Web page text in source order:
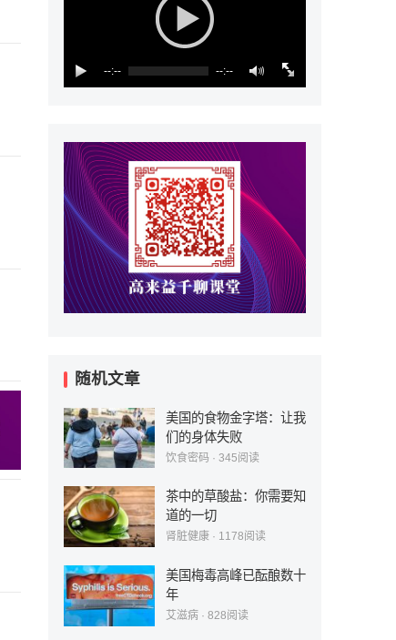
--:-- --:--
随机文章
美国的食物金字塔：让我
们的身体失败
饮食密码 · 345阅读
茶中的草酸盐：你需要知
道的一切
肾脏健康 · 1178阅读
美国梅毒高峰已酝酿数十
年
艾滋病 · 828阅读